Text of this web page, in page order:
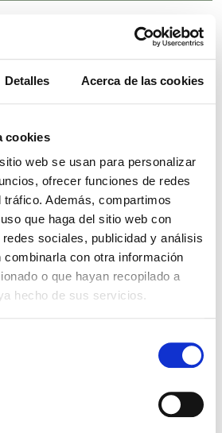
Detalles Acerca de las cookies
cookies
web se usan para personalizar
ofrecer funciones de redes
Además, compartimos
que haga del sitio web con
sociales, publicidad y análisis
combinarla con otra información
o que hayan recopilado a
hecho de sus servicios.
uso cosmético
relacionados